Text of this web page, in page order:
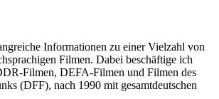
Informationen zu einer Vielzahl von
Filmen. Dabei beschäftige ich
Filmen, DEFA-Filmen und Filmen des
(DFF), nach 1990 mit gesamtdeutschen